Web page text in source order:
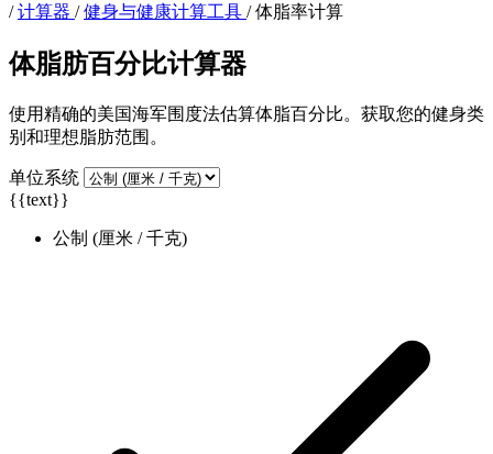
/ 计算器 / 健身与健康计算工具 / 体脂率计算
体脂肪百分比计算器
使用精确的美国海军围度法估算体脂百分比。获取您的健身类
别和理想脂肪范围。
单位系统
{{text}}
公制 (厘米 / 千克)